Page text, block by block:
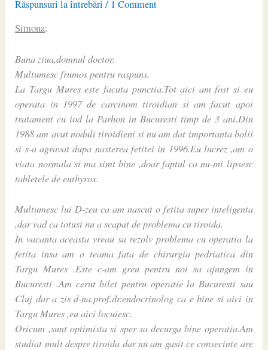
Răspunsuri la întrebări / 1 Comment
Simona:
Buna ziua,domnul doctor.
Multumesc frumos pentru raspuns.
La Targu Mures este facuta punctia.Tot aici am fost si eu
operata in 1997 de carcinom tiroidian si am facut apoi
tratament cu iod la Parhon in Bucuresti timp de 3 ani.Din
1988 am avut noduli tiroidieni si nu am dat importanta bolii
si s-a agravat dupa nasterea fetitei in 1996.Eu lucrez ,am o
viata normala si ma simt bine ,doar faptul ca nu-mi lipsesc
tabletele de euthyrox.
Multumesc lui D-zeu ca am nascut o fetita super inteligenta
,dar vad ca totusi nu a scapat de problema cu tiroida.
In vacanta aceasta vreau sa rezolv problema cu operatia la
fetita insa am o teama fata de chirurgia pedriatica din
Targu Mures .Este c-am greu pentru noi sa ajungem in
Bucuresti .Am cerut bilet pentru operatie la Bucuresti sau
Cluj dar a zis d-na.prof.dr.endocrinolog ca e bine si aici in
Targu Mures ,eu aici locuiesc.
Oricum ,sunt optimista si sper sa decurga bine operatia.Am
studiat mult despre tiroida dar nu am gasit ce consecinte are